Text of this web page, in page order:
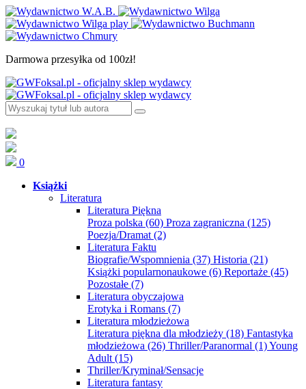
Darmowa przesyłka od 100zł!
0
Książki
Literatura
Literatura Piękna
Proza polska (60) Proza zagraniczna (125)
Poezja/Dramat (2)
Literatura Faktu
Biografie/Wspomnienia (37) Historia (21)
Książki popularnonaukowe (6) Reportaże (45)
Pozostałe (7)
Literatura obyczajowa
Erotyka i Romans (7)
Literatura młodzieżowa
Literatura piękna dla młodzieży (18) Fantastyka
młodzieżowa (26) Thriller/Paranormal (1)Young
Adult (15)
Thriller/Kryminał/Sensacje
Literatura fantasy